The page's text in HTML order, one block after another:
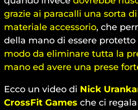
grazie ai paracalli una sorta
materiale accessorio, che
della mano di essere protetto
modo da eliminare tutta la
mano ed avere una prese
Ecco un video di Nick
CrossFit Games che ci